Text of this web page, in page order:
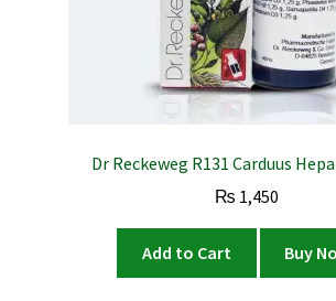
Dr Reckeweg R131 Carduus
₨ 1,450
Add to Cart Buy